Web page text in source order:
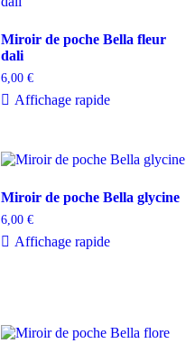
Miroir de poche Bella fleur
dali
6,00 €
Affichage rapide
Miroir de poche Bella glycine
6,00 €
Affichage rapide